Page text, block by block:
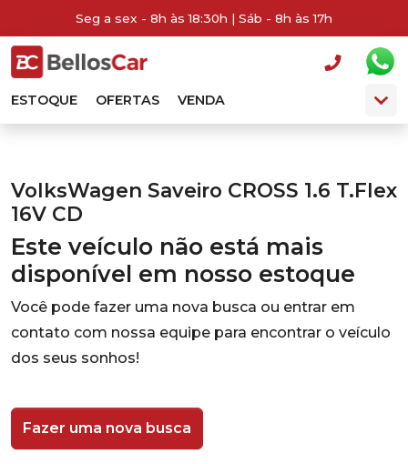
Seg a sex - 8h às 18:30h | Sáb - 8h às 17h
ESTOQUE OFERTAS VENDA
VolksWagen Saveiro CROSS 1.6 T.Flex
16V CD
Este veículo não está mais
disponível em nosso estoque
Você pode fazer uma nova busca ou entrar em
contato com nossa equipe para encontrar o veículo
dos seus sonhos!
Fazer uma nova busca